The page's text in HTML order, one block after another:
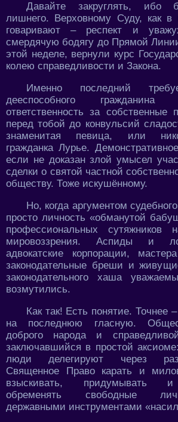
Давайте закруглять, ибо
лишнего. Верховному Суду, как в
говаривают – респект и
смердячую бодягу до Прямой
этой неделе, вернули курс
колею справедливости и Закона.
Именно последний
дееспособного
ответственность за собственные
перед тобой до конвульсий
знаменитая певица, или
гражданка Лурье.
если не доказан злой умысел
сделки о святой частной
обществу. Тоже искушённому.
Но, когда аргументом
просто личность «обманутой
профессиональных сутяжников
мировоззрения. Аспиды и
адвокатские корпорации,
законодательные бреши и
законодательного хаша
возмутились.
Как так! Есть понятие. Точнее
на последнюю гласную.
доброго народа и
заключавшийся в простой
люди делегируют через
Священное Право карать и
взыскивать, придумывать и
обременять свободные
державными инструментами